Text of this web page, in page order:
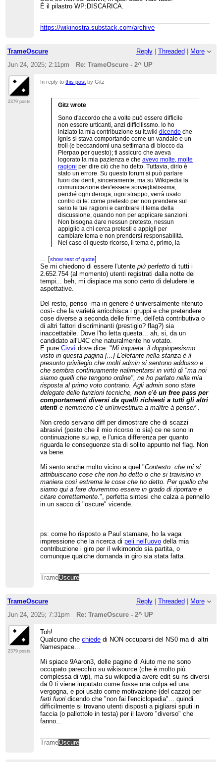
È il pilastro WP:DISCARICA.
https://wikinostra.substack.com/archive
TrameOscure Reply| Threaded
More
Jun 24, 2025; 2:11pm
Re: TrameOscure - 2^ UP
2379 posts
In reply tothis post by Gitz
Gitz wrote
Sono d'accordo che a volte può essere difficile
non essere urticanti, anzi difficilissmo. Io ho
iniziato la mia contribuzione su it.wikidicendo che
Ignis si stava comportando come un vandalo e un
troll (e beccandomi una settimana di blocco da
Pierpao per questo); ti assicuro che aveva
logorato la mia pazienza e cheavevo molte, molte
ragioni per dire ciò che ho detto. Tuttavia, dirlo è
stato un errore. Su questo forum si può parlare
fuori dai denti, sinceramente, ma su Wikipedia la
comunicazione dev'essere sorvegliatissima,
perché ogni deroga, ogni strappo, verrà usato
contro di te: come pretesto per non prendere sul
serio le tue ragioni e cambiare il tema della
discussione, quando non per applicare sanzioni.
Non bisogna dare nessun pretesto, nessun
appiglio a chi cerca pretesti e appigli per
cambiare tema e non prendersi responsabilità.
Nel caso di questo ricorso, il tema è, primo, la
consenso nell'UP?) e, secondo, la collaboratività
di TrameOscure (ha dimostrato di poter essere
utile all'encilopedia?). Io mi auguro che gli arbitri
sappiano, nonostante tutto, focalizzarsi su questi
due punti.
... [show rest of quote]
Se mi chiedono di essere l'utentepiù perfetto di tutti i
2.652.754 (al momento) utenti registrati dalla notte dei
tempi... beh, mi dispiace ma sonocerto di deludere le
aspettative.
Del resto, penso -ma in genere è universalmente ritenuto
così- che la varietà arricchisca i gruppi e che pretendere
cose diverse a seconda delle firme, dell'età contributiva o
di altri fattori discriminanti (prestigio? flag?) sia
inaccettabile. Dove l'ho letta questa... ah, si, da un
candidato all'U4C che naturalmente ho votato.
E pureCivvì dove dice: "Mi inquieta: il doppiopesismo
visto in questa pagina [...] L'elefante nella stanza è il
presunto privilegio che molti admin si sentono addosso e
che sembra continuamente rialimentarsi in virtù di "ma noi
siamo quelli che tengono ordine", ne ho parlato nella mia
risposta al primo voto contrario. Agli admin sono state
delegate delle funzioni tecniche,non c'è un free pass per
comportamenti diversi da quelli richiesti a tutti gli altri
utenti e nemmeno c'è un'investitura a maître à penser".
Non credo servano diff per dimostrare che di scazzi
abrasivi (posto che il mio ricorso lo sia) ce ne sono in
continuazione su wp, e l'unica differenza per quanto
riguarda le conseguenze sta di solito appunto nel flag. Non
va bene.
Mi sento anche molto vicino a quel "Contesto: che mi si
attribuiscano cose che non ho detto o che si travisino in
maniera così estrema le cose che ho detto. Per quello che
siamo qui a fare dovremmo essere in grado di riportare e
citare correttamente.", perfetta sintesi che calza a pennello
in un sacco di "oscure" vicende.
ps: come ho risposto a Paul stamane, ho la vaga
impressione che la ricerca dipeli nell'uovo della mia
contribuzione i giro per il wikimondo sia partita, o
comunque qualche domanda in giro sia stata fatta.
TrameOscure
TrameOscure Reply| Threaded | More
Jun 24, 2025; 7:31pm
Re: TrameOscure - 2^ UP
2379 posts
Toh!
Qualcuno chechiede di NON occuparsi del NS0 ma di altri
Namespace...
Mi spiace 9Aaron3, delle pagine di Aiuto me ne sono
occupato parecchio su wikisource (che è molto più
complessa di wp), ma su wikipedia avere edit su ns diversi
da 0 ti viene imputato come fosse una colpa ed una
vergogna, e poi usato come motivazione (del cazzo) per
farti fuori dicendo che "non fai l'enciclopedia"... quindi
difficilmente si trovano utenti disposti a pigliarsi sputi in
faccia (o pallottole in testa) per il lavoro "diverso" che
fanno...
TrameOscure